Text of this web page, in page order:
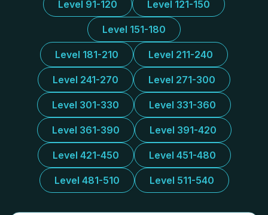
Level 91-120 Level 121-150
Level 151-180
Level 181-210 Level 211-240
Level 241-270 Level 271-300
Level 301-330 Level 331-360
Level 361-390 Level 391-420
Level 421-450 Level 451-480
Level 481-510 Level 511-540